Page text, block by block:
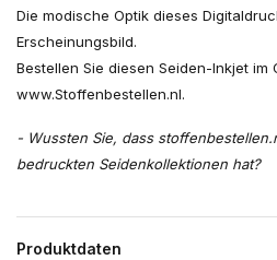
Die modische Optik dieses
Erscheinungsbild.
Bestellen Sie diesen Seiden-Inkjet im
www.Stoffenbestellen.nl.
- Wussten Sie, dass
bedruckten Seidenkollektionen hat?
Produktdaten